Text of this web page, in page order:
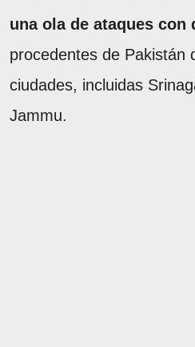
una ola de ataques
procedentes de Pakistán
ciudades, incluidas
Jammu.